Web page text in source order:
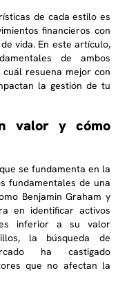
de cada estilo es
financieros con
vida. En este artículo,
de ambos
resuena mejor con
la gestión de tu
valor y cómo
se fundamenta en la
fundamentales de una
Benjamin Graham y
en identificar activos
inferior a su valor
la búsqueda de
ha castigado
que no afectan la